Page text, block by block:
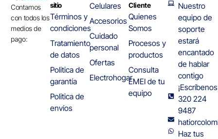
Contamos
con todos los
medios de
pago:
sitio
Términos y
condiciones
Tratamiento
de datos
Politica de
garantía
Politica de
envíos
Celulares
Accesorios
Cuidado
personal
Ofertas
Electrohogar
Cliente
Quienes
Somos
Procesos y
productos
Consulta
EMEI de tu
equipo
Nuestro
equipo de
soporte
estará
encantado
de hablar
contigo
320 224
9487
Haz tus